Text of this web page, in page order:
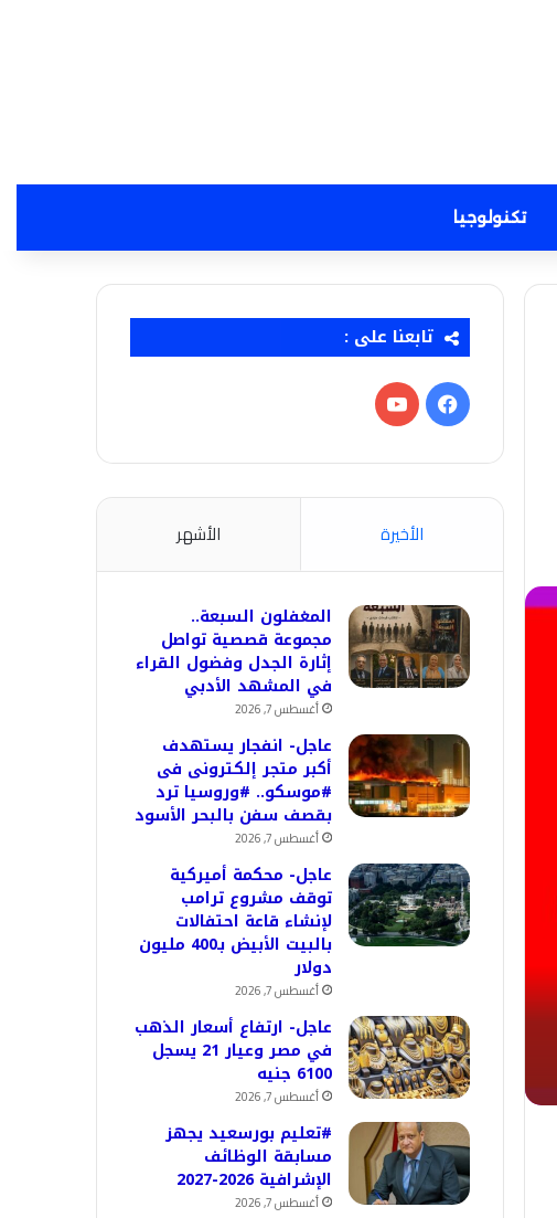
تكنولوجيا
تابعنا على :
فيسبوك‫YouTube
الأخيرة الأشهر
المغفلون السبعة..
مجموعة قصصية تواصل
إثارة الجدل وفضول القراء
في المشهد الأدبي
أغسطس 7, 2026
عاجل- انفجار يستهدف
أكبر متجر إلكترونى فى
#موسكو.. #وروسيا ترد
بقصف سفن بالبحر الأسود
أغسطس 7, 2026
عاجل- محكمة أميركية
توقف مشروع ترامب
لإنشاء قاعة احتفالات
بالبيت الأبيض بـ400 مليون
دولار
أغسطس 7, 2026
عاجل- ارتفاع أسعار الذهب
في مصر وعيار 21 يسجل
6100 جنيه
أغسطس 7, 2026
#تعليم بورسعيد يجهز
مسابقة الوظائف
الإشرافية 2026-2027
أغسطس 7, 2026